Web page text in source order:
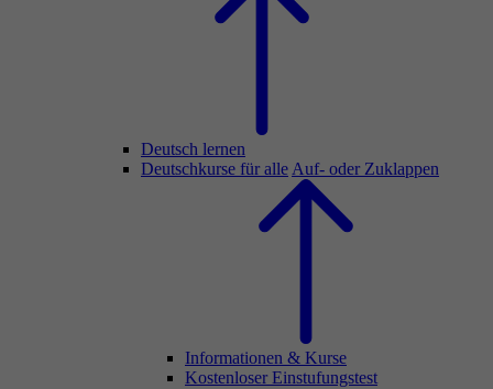
Deutsch lernen
Deutschkurse für alle Auf- oder Zuklappen
Informationen & Kurse
Kostenloser Einstufungstest